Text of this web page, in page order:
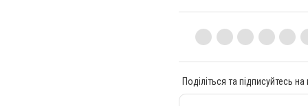
Поділіться та підписуйтесь